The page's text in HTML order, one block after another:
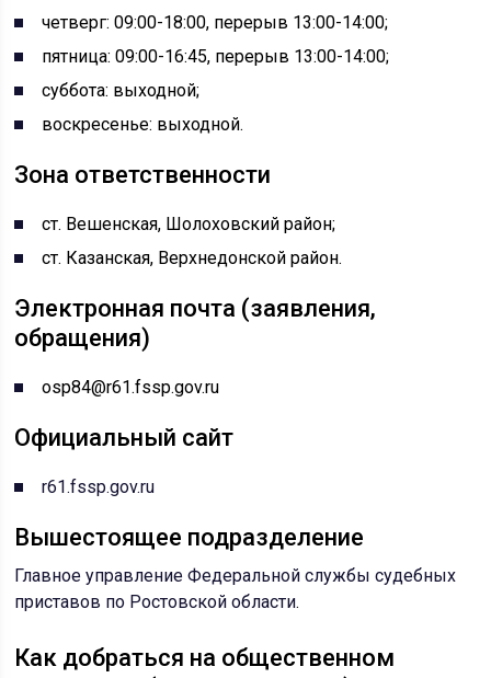
четверг: 09:00-18:00, перерыв 13:00-14:00;
пятница: 09:00-16:45, перерыв 13:00-14:00;
суббота: выходной;
воскресенье: выходной.
Зона ответственности
ст. Вешенская, Шолоховский район;
ст. Казанская, Верхнедонской район.
Электронная почта (заявления,
обращения)
osp84@r61.fssp.gov.ru
Официальный сайт
r61.fssp.gov.ru
Вышестоящее подразделение
Главное управление Федеральной службы судебных
приставов по Ростовской области.
Как добраться на общественном